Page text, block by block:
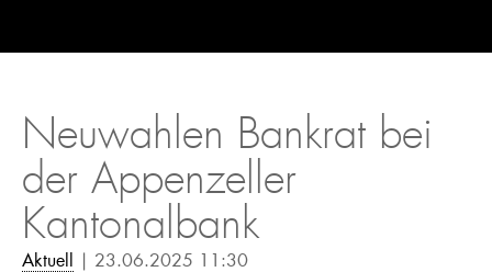
Neuwahlen Bankrat bei
der Appenzeller
Kantonalbank
Aktuell | 23.06.2025 11:30